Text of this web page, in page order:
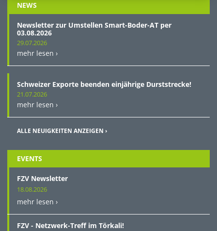
NEWS
Newsletter zur Umstellen Smart-Boder-AT per
03.08.2026
29.07.2026
mehr lesen ›
Schweizer Exporte beenden einjährige Durststrecke!
21.07.2026
mehr lesen ›
ALLE NEUIGKEITEN ANZEIGEN ›
EVENTS
FZV Newsletter
18.08.2026
mehr lesen ›
FZV - Netzwerk-Treff im Törkali!